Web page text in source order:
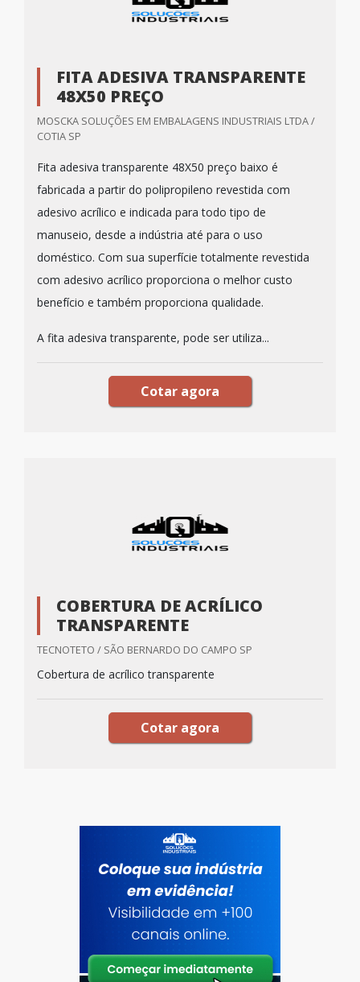
FITA ADESIVA TRANSPARENTE
48X50 PREÇO
MOSCKA SOLUÇÕES EM EMBALAGENS INDUSTRIAIS LTDA /
COTIA SP
Fita adesiva transparente 48X50 preço baixo é
fabricada a partir do polipropileno revestida com
adesivo acrílico e indicada para todo tipo de
manuseio, desde a indústria até para o uso
doméstico. Com sua superfície totalmente revestida
com adesivo acrílico proporciona o melhor custo
benefício e também proporciona qualidade.
A fita adesiva transparente, pode ser utiliza...
Cotar agora
COBERTURA DE ACRÍLICO
TRANSPARENTE
TECNOTETO / SÃO BERNARDO DO CAMPO SP
Cobertura de acrílico transparente
Cotar agora